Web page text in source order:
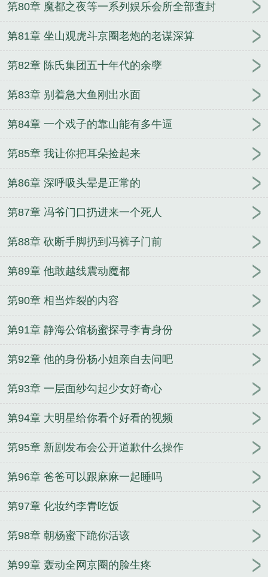
第80章 魔都之夜等一系列娱乐会所全部查封
第81章 坐山观虎斗京圈老炮的老谋深算
第82章 陈氏集团五十年代的余孽
第83章 别着急大鱼刚出水面
第84章 一个戏子的靠山能有多牛逼
第85章 我让你把耳朵捡起来
第86章 深呼吸头晕是正常的
第87章 冯爷门口扔进来一个死人
第88章 砍断手脚扔到冯裤子门前
第89章 他敢越线震动魔都
第90章 相当炸裂的内容
第91章 静海公馆杨蜜探寻李青身份
第92章 他的身份杨小姐亲自去问吧
第93章 一层面纱勾起少女好奇心
第94章 大明星给你看个好看的视频
第95章 新剧发布会公开道歉什么操作
第96章 爸爸可以跟麻麻一起睡吗
第97章 化妆约李青吃饭
第98章 朝杨蜜下跪你活该
第99章 轰动全网京圈的脸生疼